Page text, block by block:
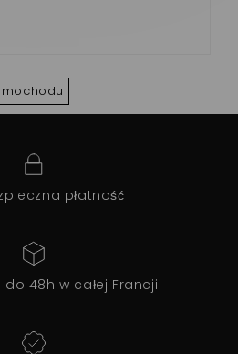
płatność
48h w całej Francji